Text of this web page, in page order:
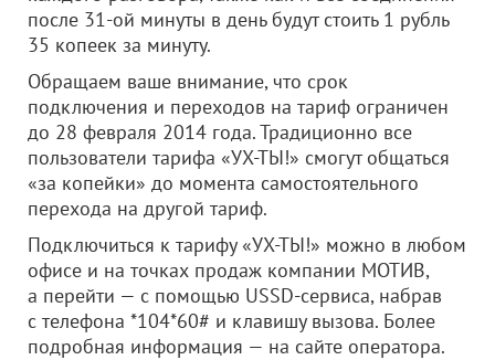
после 31-ой минуты в день будут стоить 1 рубль
35 копеек за минуту.
Обращаем ваше внимание, что срок
подключения и переходов на тариф ограничен
до 28 февраля 2014 года. Традиционно все
пользователи тарифа «УХ-ТЫ!» смогут общаться
«за копейки» до момента самостоятельного
перехода на другой тариф.
Подключиться к тарифу «УХ-ТЫ!» можно в любом
офисе и на точках продаж компании МОТИВ,
а перейти — с помощью USSD-сервиса, набрав
с телефона *104*60# и клавишу вызова. Более
подробная информация — на сайте оператора.